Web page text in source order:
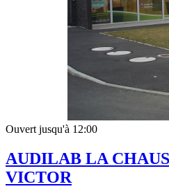
Ouvert jusqu'à 12:00
AUDILAB LA
VICTOR